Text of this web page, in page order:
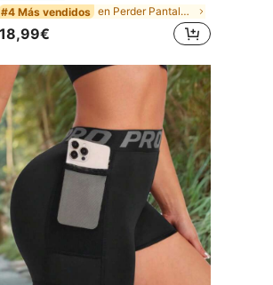
#4 Más vendidos en Perder Pantalones de exterior para mujer
18,99€